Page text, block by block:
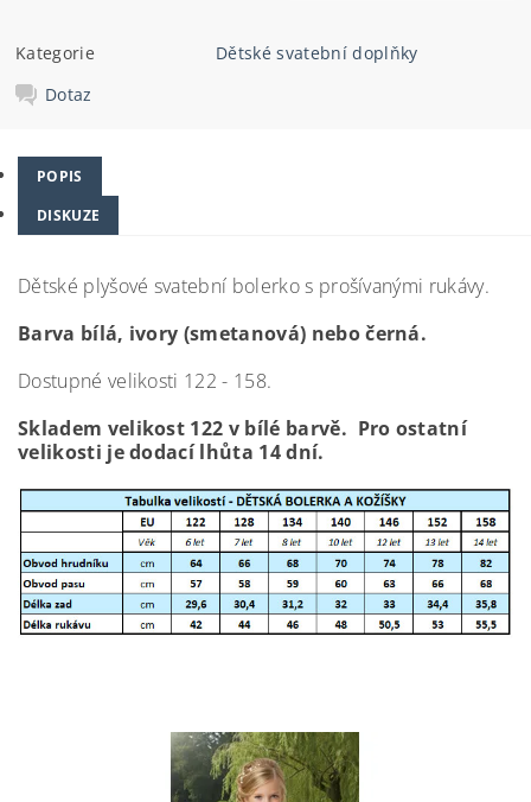
Kategorie
Dětské svatební doplňky
Dotaz
POPIS
DISKUZE
Dětské plyšové svatební bolerko s prošívanými rukávy.
Barva bílá, ivory (smetanová) nebo černá.
Dostupné velikosti 122 - 158.
Skladem velikost 122 v bílé barvě. Pro ostatní
velikosti je dodací lhůta 14 dní.